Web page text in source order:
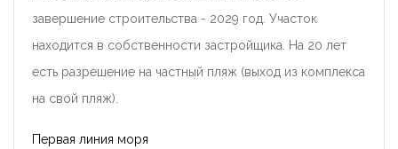
завершение строительства - 2029 год. Участок
находится в собственности застройщика. На 20 лет
есть разрешение на частный пляж (выход из комплекса
на свой пляж).
Первая линия моря